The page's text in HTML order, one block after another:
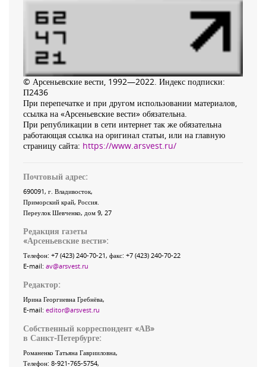
© Арсеньевские вести, 1992—2022. Индекс подписки:
П2436
При перепечатке и при другом использовании материалов,
ссылка на «Арсеньевские вести» обязательна.
При републикации в сети интернет так же обязательна
работающая ссылка на оригинал статьи, или на главную
страницу сайта: https://www.arsvest.ru/
Почтовый адрес:
690091, г. Владивосток,
Приморский край, Россия
Переулок Шевченко, дом 9, 27
Редакция газеты
«Арсеньевские вести»:
Телефон: +7 (423) 240-70-21, факс: +7 (423) 240-70-22
E-mail: av@arsvest.ru
Редактор:
Ирина Георгиевна Гребнёва,
E-mail: editor@arsvest.ru
Собственный корреспондент «АВ»
в Санкт-Петербурге:
Романенко Татьяна Гаврииловна,
Телефон: 8-921-765-5754,